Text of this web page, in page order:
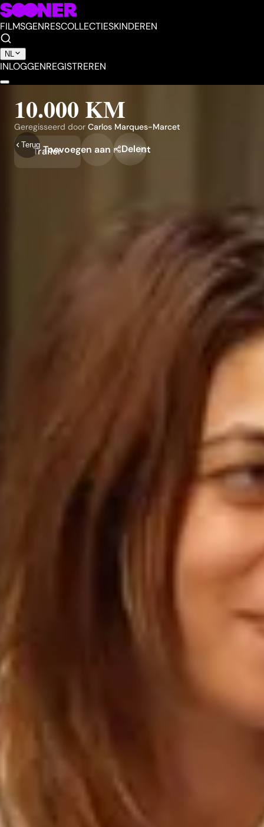
FILMSGENRESCOLLECTIESKINDEREN
NL
INLOGGENREGISTREREN
Terug
10.000 KM
Geregisseerd door Carlos Marques-Marcet
Trailer
Toevoegen aan mijn lijst
Delen